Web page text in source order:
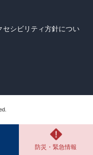
防災・緊急情報
セシビリティ方針につい